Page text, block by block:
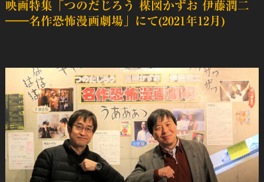
映画特集 「つのだじろう 楳図かずお 伊藤潤二
――名作恐怖漫画劇場」
にて(2021年12月)